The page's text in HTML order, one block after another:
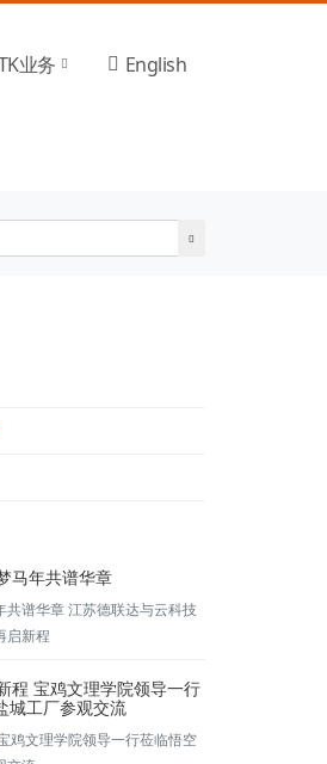
业务 English
马年共谱华章
共谱华章 江苏德联达与云科技
启新程
程 宝鸡文理学院领导一行
城工厂参观交流
鸡文理学院领导一行莅临悟空